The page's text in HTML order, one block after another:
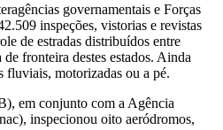
governamentais e Forças
inspeções, vistorias e revistas
de estradas distribuídos entre
fronteira destes estados. Ainda
fluviais, motorizadas ou a pé.
em conjunto com a Agência
inspecionou oito aeródromos,